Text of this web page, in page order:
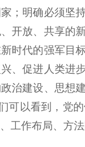
；明确必须坚
开放、共享的
时代的强军目
、促进人类进
治建设、思想
可以看到，党
工作布局、方